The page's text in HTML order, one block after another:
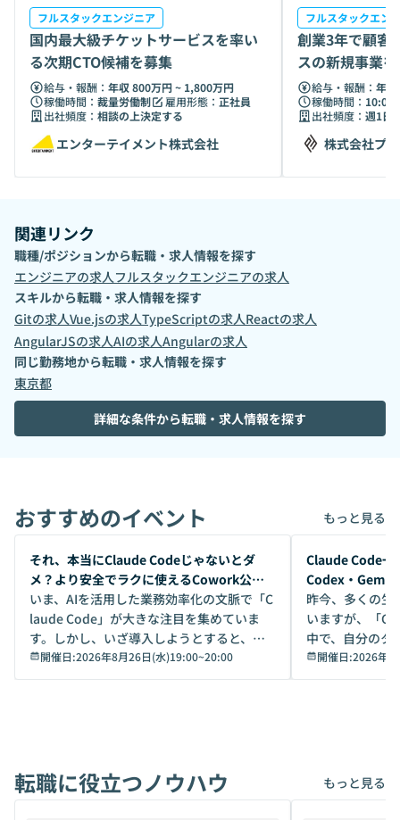
フルスタックエンジニア
国内最大級チケットサービスを率い
る次期CTO候補を募集
給与・報酬： 年収 800万円 ~ 1,800万円
稼働時間： 裁量労働制 雇用形態： 正社員
出社頻度： 相談の上決定する
エンターテイメント株式会社
フルスタックエン
創業3年で顧客
スの新規事業
ジニア
給与・報酬： 年
稼働時間： 10:00
出社頻度： 週1日
株式会社プ
関連リンク
職種/ポジションから転職・求人情報を探す
エンジニアの求人 フルスタックエンジニアの求人
スキルから転職・求人情報を探す
Gitの求人Vue.jsの求人TypeScriptの求人Reactの求人
AngularJSの求人AIの求人Angularの求人
同じ勤務地から転職・求人情報を探す
東京都
詳細な条件から転職・求人情報を探す
おすすめのイベント もっと見る
開催前
それ、本当にClaude Codeじゃないとダ
メ？より安全でラクに使えるCowork公開
デモ
いま、AIを活用した業務効率化の文脈で「C
laude Code」が大きな注目を集めていま
す。しかし、いざ導入しようとすると、セ
キュリティ面の懸念や権限管理のハードル
から、気軽に使えないケースも多いのでは
けでなく、想像以上の範囲まで自動化でき
ることは、まだあまり知られていません。
開催日:2026年8月26日(水)19:00~20:00
開催前
Claude Code一
Codex・
昨今、多くの生
いますが、「
中で、自分のタ
いいのか」を自
か？ 「なんとなく誰かが良いと言っていた
は、評判では
ているAIを選ぶこ
開催日:2026年8
転職に役立つノウハウ もっと見る